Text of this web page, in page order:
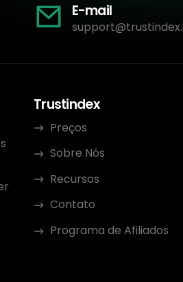
E-mail
Trustindex
Preços
Sobre Nós
Recursos
Contato
Programa de Afiliados